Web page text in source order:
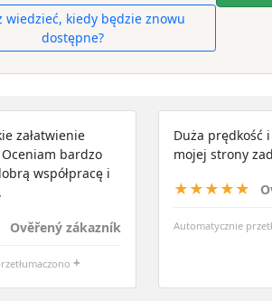
wiedzieć, kiedy będzie znowu
dostępne?
załatwienie
bardzo
współpracę i
Ověřený zákazník
+
Duża prędkość
mojej strony
★★★★★
Automatycznie